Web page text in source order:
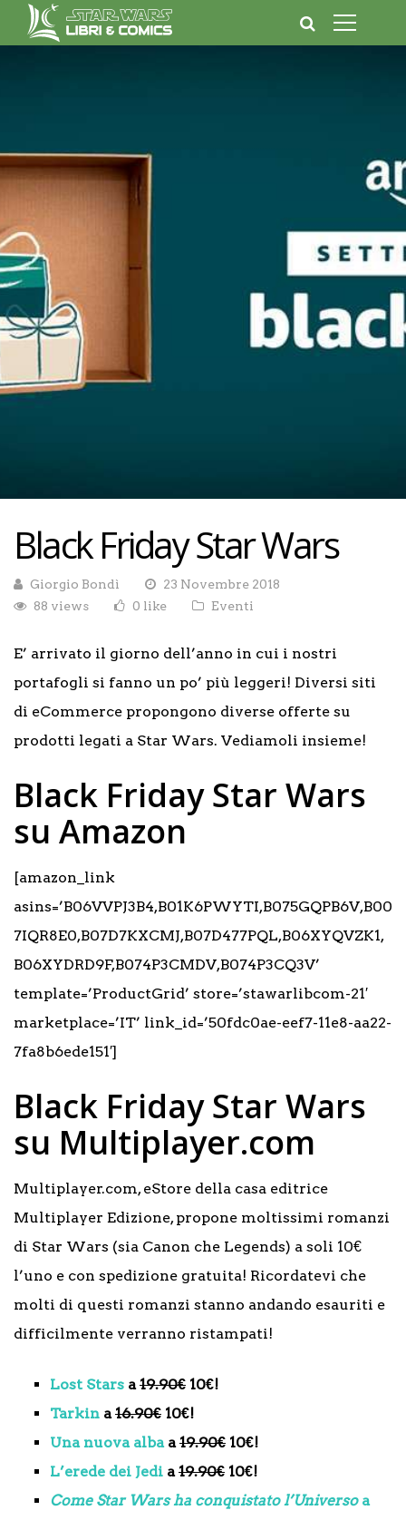
Black Friday Star Wars
Giorgio Bondì
23 Novembre 2018
88 views
0 like Eventi
E’ arrivato il giorno dell’anno in cui i nostri
portafogli si fanno un po’ più leggeri! Diversi siti
di eCommerce propongono diverse offerte su
prodotti legati a Star Wars. Vediamoli insieme!
Black Friday Star Wars
su Amazon
[amazon_link
asins=’B06VVPJ3B4,B01K6PWYTI,B075GQPB6V,B00
7IQR8E0,B07D7KXCMJ,B07D477PQL,B06XYQVZK1,
B06XYDRD9F,B074P3CMDV,B074P3CQ3V’
template=’ProductGrid’ store=’stawarlibcom-21′
marketplace=’IT’ link_id=’50fdc0ae-eef7-11e8-aa22-
7fa8b6ede151′]
Black Friday Star Wars
su Multiplayer.com
Multiplayer.com, eStore della casa editrice
Multiplayer Edizione, propone moltissimi romanzi
di Star Wars (sia Canon che Legends) a soli 10€
l’uno e con spedizione gratuita! Ricordatevi che
molti di questi romanzi stanno andando esauriti e
difficilmente verranno ristampati!
Lost Stars a19.90€ 10€!
Tarkin a16.90€ 10€!
Una nuova alba a19.90€ 10€!
L’erede dei Jedi a19.90€ 10€!
Come Star Wars ha conquistato l’Universo a